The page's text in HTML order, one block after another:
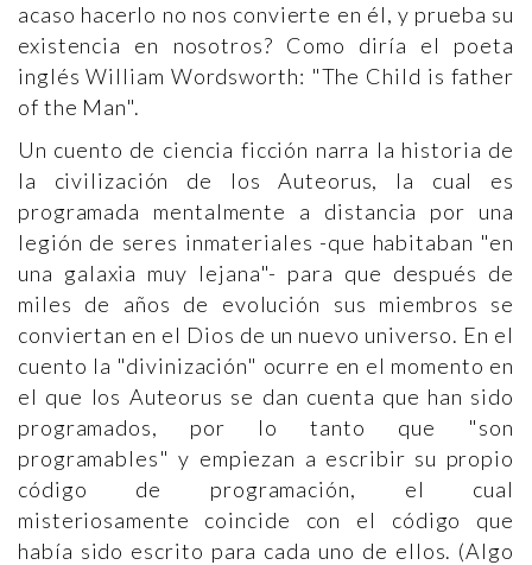
acaso hacerlo no nos convierte en él, y prueba su
existencia en nosotros? Como diría el poeta
inglés William Wordsworth: "The Child is father
of the Man".
Un cuento de ciencia ficción narra la historia de
la civilización de los Auteorus, la cual es
programada mentalmente a distancia por una
legión de seres inmateriales -que habitaban "en
una galaxia muy lejana"- para que después de
miles de años de evolución sus miembros se
conviertan en el Dios de un nuevo universo. En el
cuento la "divinización" ocurre en el momento en
el que los Auteorus se dan cuenta que han sido
programados, por lo tanto que "son
programables" y empiezan a escribir su propio
código de programación, el cual
misteriosamente coincide con el código que
había sido escrito para cada uno de ellos. (Algo